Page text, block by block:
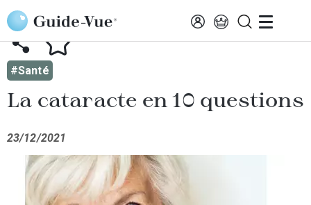
Aller au contenu principal
AFFICHER TOUTES LES ACTUALITÉS
#Santé
La cataracte en 10 questions
23/12/2021